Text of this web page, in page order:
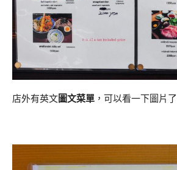
店外有英文圖文菜單 ，可以看一下圖片